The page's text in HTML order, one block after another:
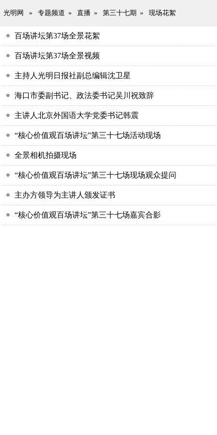
光明网 » 专题频道 » 直播 » 第三十七期 » 现场花絮
百场讲坛第37场全景花絮
百场讲坛第37场全景视频
主持人光明日报社副总编辑沈卫星
海口市委副书记、政法委书记吴川祝致辞
主讲人北京外国语大学党委书记韩震
“核心价值观百场讲坛”第三十七场活动现场
全景相机拍摄现场
“核心价值观百场讲坛”第三十七场现场观众提问
主办方领导为主讲人颁发证书
“核心价值观百场讲坛”第三十七场嘉宾合影